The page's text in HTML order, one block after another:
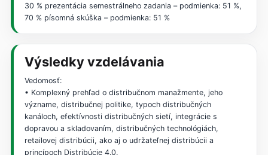
30 % prezentácia semestrálneho zadania – podmienka: 51 %,
70 % písomná skúška – podmienka: 51 %
Výsledky vzdelávania
Vedomosť:
• Komplexný prehľad o distribučnom manažmente, jeho
význame, distribučnej politike, typoch distribučných
kanáloch, efektívnosti distribučných sietí, integrácie s
dopravou a skladovaním, distribučných technológiách,
retailovej distribúcii, ako aj o udržateľnej distribúcii a
princípoch Distribúcie 4.0.